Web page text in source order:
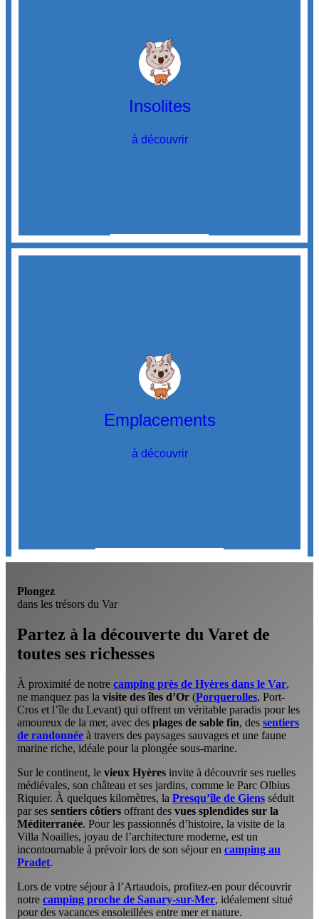
Insolites
à découvrir
Découvrirles insolites
Emplacements
à découvrir
Plongez
dans les trésors du Var
Partez à la découverte du Varet de
toutes ses richesses
À proximité de notre camping près de Hyères dans le Var,
ne manquez pas la visite des îles d’Or (Porquerolles, Port-
Cros et l’île du Levant) qui offrent un véritable paradis pour les
amoureux de la mer, avec des plages de sable fin, des sentiers
de randonnée à travers des paysages sauvages et une faune
marine riche, idéale pour la plongée sous-marine.
Sur le continent, le vieux Hyères invite à découvrir ses ruelles
médiévales, son château et ses jardins, comme le Parc Olbius
Riquier. À quelques kilomètres, la Presqu’île de Giens séduit
par ses sentiers côtiers offrant des vues splendides sur la
Méditerranée. Pour les passionnés d’histoire, la visite de la
Villa Noailles, joyau de l’architecture moderne, est un
incontournable à prévoir lors de son séjour en camping au
Pradet.
Lors de votre séjour à l’Artaudois, profitez-en pour découvrir
notre camping proche de Sanary-sur-Mer, idéalement situé
pour des vacances ensoleillées entre mer et nature.